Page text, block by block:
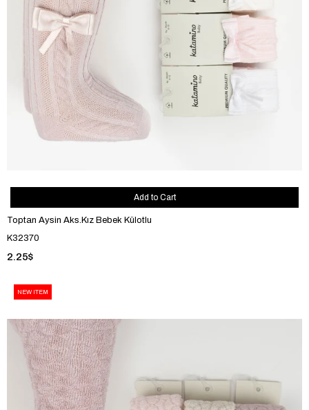
Toptan Aysin Aks.Kız Bebek Külotlu
K32370
2.25$
Add to Cart
NEW ITEM